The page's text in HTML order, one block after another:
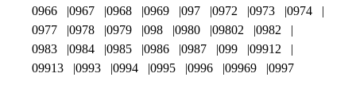
0966
0967 0968 0969 097 0972 0973
0974
0977
0978 0979 098 0980 09802
0982
0983
0984 0985 0986 0987 099
09912
09913
0993 0994 0995 0996 09969 0997